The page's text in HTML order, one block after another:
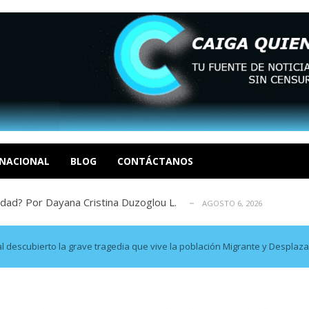
BLOG CONTÁCTANOS
de derechos humanos en el Minister... AGOSTO 6, 2026
un mercado impulsado por el auge de... AGOSTO 6, 2026
La Guaira que hasta ahora no había ...
Por Dayana Cristina Duzoglou L.
apagones y promesas incumplidas... AGOSTO 6, 2026
de derechos humanos en el Minister... AGOSTO 6, 2026
un mercado impulsado por el auge de... AGOSTO 6, 2026
en La Guaira que hasta ahora no había ... AGOSTO 6, 2026
descubierto la grave tragedia que vive la población Migrante y